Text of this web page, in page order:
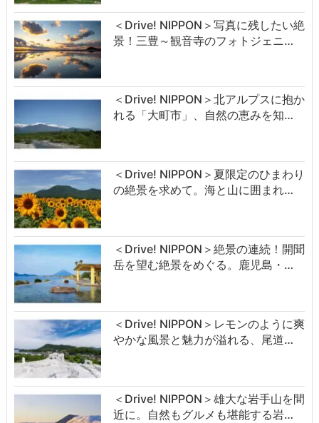
＜Drive! NIPPON＞写真に残したい絶
景！三豊～観音寺のフォトジェニ…
＜Drive! NIPPON＞北アルプスに抱か
れる「大町市」、自然の恵みを知…
＜Drive! NIPPON＞夏限定のひまわり
の絶景を求めて。海と山に囲まれ…
＜Drive! NIPPON＞絶景の連続！開聞
岳を望む絶景をめぐる。鹿児島・…
＜Drive! NIPPON＞レモンのように爽
やかな風景と魅力が溢れる、尾道…
＜Drive! NIPPON＞雄大な岩手山を間
近に。自然もグルメも堪能する岩…